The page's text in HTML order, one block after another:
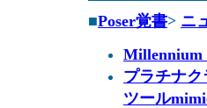
■Poser覚書> ニ
Millennium
プラチナ
ツール